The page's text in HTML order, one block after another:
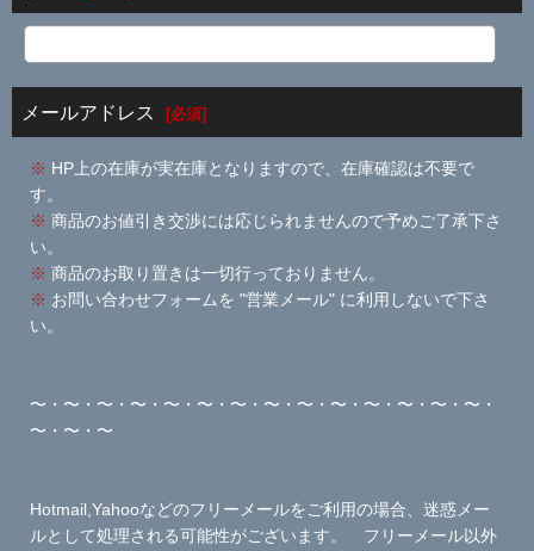
メールアドレス [必須]
※ HP上の在庫が実在庫となりますので、在庫確認は不要で
す。
※ 商品のお値引き交渉には応じられませんので予めご了承下さ
い。
※ 商品のお取り置きは一切行っておりません。
※ お問い合わせフォームを "営業メール" に利用しないで下さ
い。
〜・〜・〜・〜・〜・〜・〜・〜・〜・〜・〜・〜・〜・〜・
〜・〜・〜
Hotmail,Yahooなどのフリーメールをご利用の場合、迷惑メー
ルとして処理される可能性がございます。 フリーメール以外